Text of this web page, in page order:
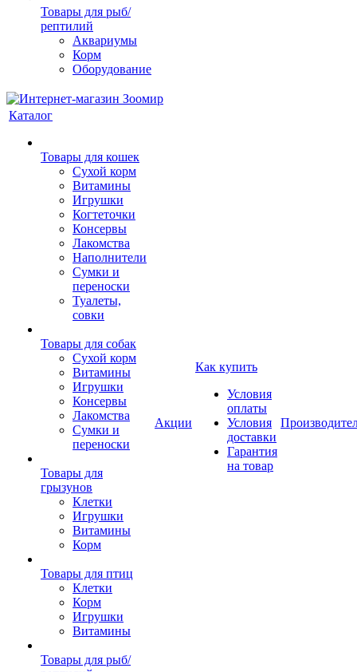
Товары для рыб/
рептилий
Аквариумы
Корм
Оборудование
Каталог
Товары для кошек
Cухой корм
Витамины
Игрушки
Когтеточки
Консервы
Лакомства
Наполнители
Сумки и
переноски
Туалеты,
совки
Товары для собак
Cухой корм
Витамины
Игрушки
Консервы
Лакомства
Сумки и
переноски
Товары для
грызунов
Клетки
Игрушки
Витамины
Корм
Товары для птиц
Клетки
Корм
Игрушки
Витамины
Товары для рыб/
Акции
Как купить
Условия
оплаты
Условия
доставки
Гарантия
на товар